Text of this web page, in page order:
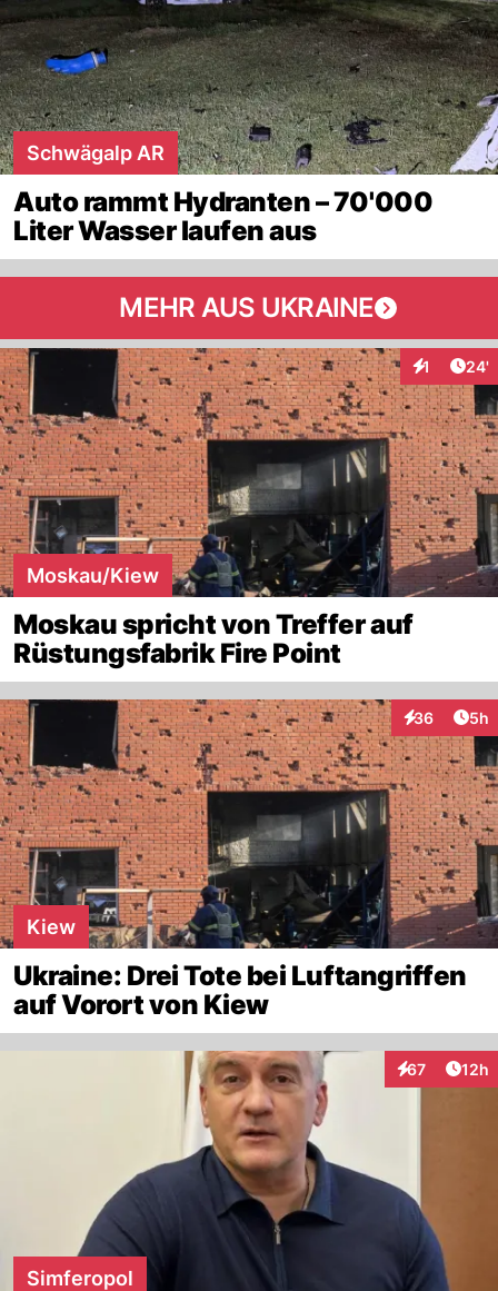
Schwägalp AR
Auto rammt Hydranten – 70'000
Liter Wasser laufen aus
MEHR AUS UKRAINE
1 24'
Moskau/Kiew
Moskau spricht von Treffer auf
Rüstungsfabrik Fire Point
36
Interaktionen
5h
Kiew
Ukraine: Drei Tote bei Luftangriffen
auf Vorort von Kiew
67
Interaktionen
12h
Simferopol